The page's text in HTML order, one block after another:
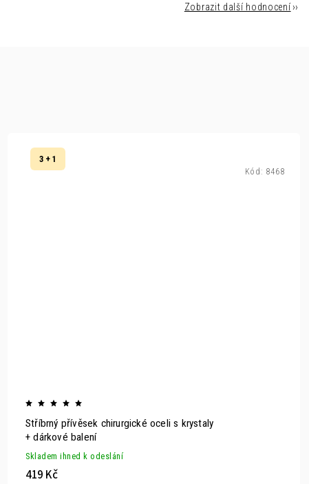
Zobrazit další hodnocení
3 + 1
Stříbrný přívěsek chirurgické oceli s krystaly
+ dárkové balení
Skladem ihned k odeslání
419 Kč
Kód: 8468